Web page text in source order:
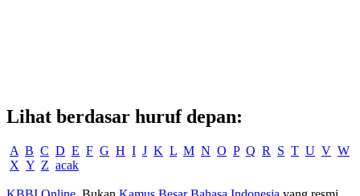
Lihat berdasar huruf depan:
A B C D E F G H I J K L M N O P Q R S T U V W
X Y Z acak